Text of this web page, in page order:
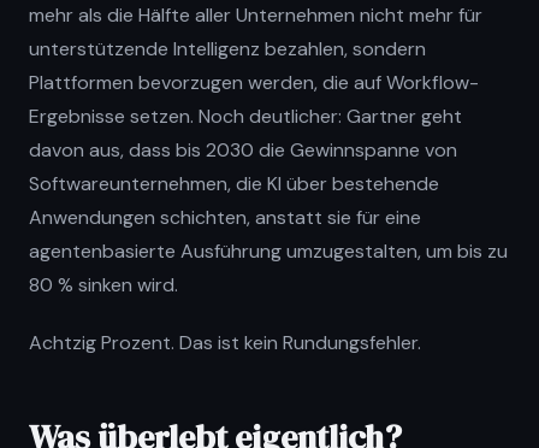
mehr als die Hälfte aller Unternehmen nicht mehr für
unterstützende Intelligenz bezahlen, sondern
Plattformen bevorzugen werden, die auf Workflow-
Ergebnisse setzen. Noch deutlicher: Gartner geht
davon aus, dass bis 2030 die Gewinnspanne von
Softwareunternehmen, die KI über bestehende
Anwendungen schichten, anstatt sie für eine
agentenbasierte Ausführung umzugestalten, um bis zu
80 % sinken wird.
Achtzig Prozent. Das ist kein Rundungsfehler.
Was überlebt eigentlich?